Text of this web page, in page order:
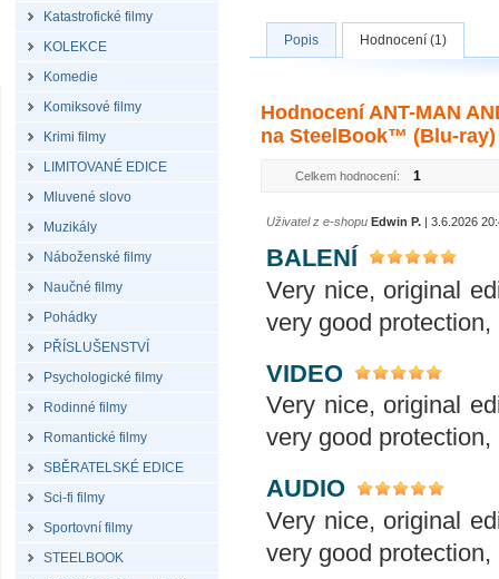
Katastrofické filmy
KOLEKCE
Komedie
Komiksové filmy
Krimi filmy
LIMITOVANÉ EDICE
Mluvené slovo
Muzikály
Náboženské filmy
Naučné filmy
Pohádky
PŘÍSLUŠENSTVÍ
Psychologické filmy
Rodinné filmy
Romantické filmy
SBĚRATELSKÉ EDICE
Sci-fi filmy
Sportovní filmy
STEELBOOK
Popis Hodnocení (1)
Hodnocení ANT-MAN
na SteelBook™ (Blu-ray)
Celkem hodnocení: 1
Uživatel z e-shopu Edwin P. | 3.6.2026
BALENÍ
Very nice, original
very good
VIDEO
Very nice, original
very good
AUDIO
Very nice, original
very good